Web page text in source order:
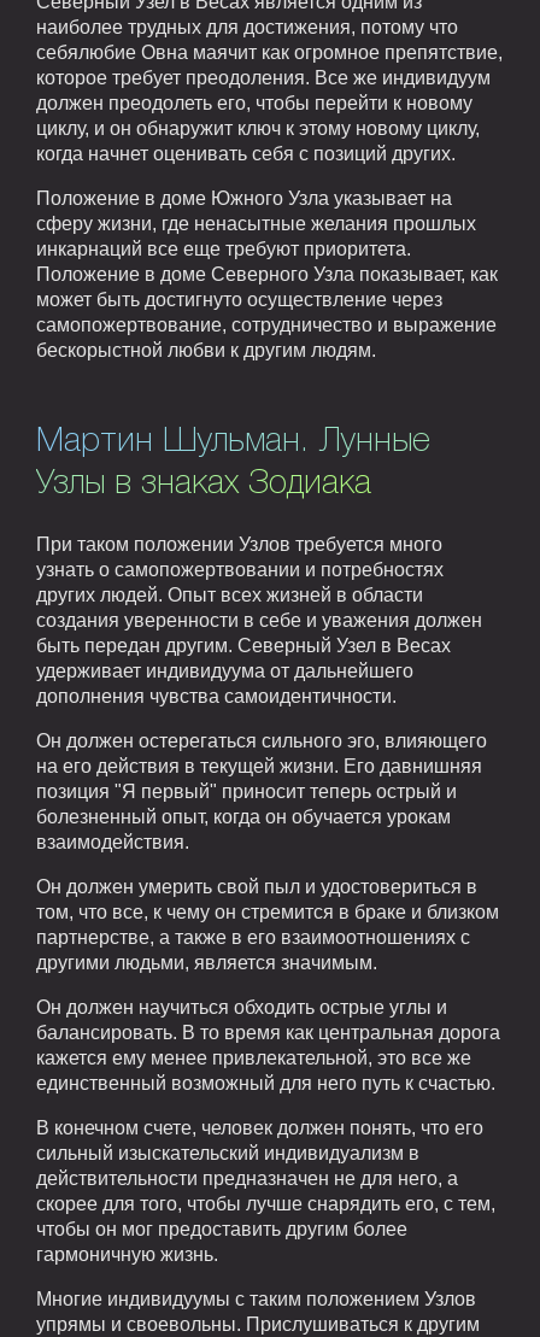
наиболее трудных для достижения, потому что
себялюбие Овна маячит как огромное препятствие,
которое требует преодоления. Все же индивидуум
должен преодолеть его, чтобы перейти к новому
циклу, и он обнаружит ключ к этому новому циклу,
когда начнет оценивать себя с позиций других.
Положение в доме Южного Узла указывает на
сферу жизни, где ненасытные желания прошлых
инкарнаций все еще требуют приоритета.
Положение в доме Северного Узла показывает, как
может быть достигнуто осуществление через
самопожертвование, сотрудничество и выражение
бескорыстной любви к другим людям.
Мартин Шульман. Лунные
Узлы в знаках Зодиака
При таком положении Узлов требуется много
узнать о самопожертвовании и потребностях
других людей. Опыт всех жизней в области
создания уверенности в себе и уважения должен
быть передан другим. Северный Узел в Весах
удерживает индивидуума от дальнейшего
дополнения чувства самоидентичности.
Он должен остерегаться сильного эго, влияющего
на его действия в текущей жизни. Его давнишняя
позиция "Я первый" приносит теперь острый и
болезненный опыт, когда он обучается урокам
взаимодействия.
Он должен умерить свой пыл и удостовериться в
том, что все, к чему он стремится в браке и близком
партнерстве, а также в его взаимоотношениях с
другими людьми, является значимым.
Он должен научиться обходить острые углы и
балансировать. В то время как центральная дорога
кажется ему менее привлекательной, это все же
единственный возможный для него путь к счастью.
В конечном счете, человек должен понять, что его
сильный изыскательский индивидуализм в
действительности предназначен не для него, а
скорее для того, чтобы лучше снарядить его, с тем,
чтобы он мог предоставить другим более
гармоничную жизнь.
Многие индивидуумы с таким положением Узлов
упрямы и своевольны. Прислушиваться к другим